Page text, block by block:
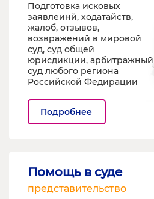
Подготовка исковых
заявлеинй, ходатайств,
жалоб, отзывов,
возвражений в мировой
суд, суд общей
юрисдикции, арбитражный
суд любого региона
Российской Федирации
Подробнее
Помощь в суде
представительство